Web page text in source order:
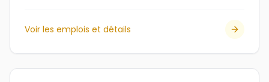
Voir les emplois et détails